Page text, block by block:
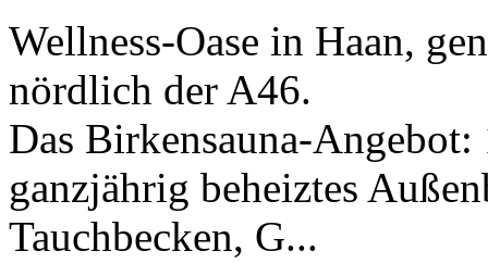
Wellness-Oase in Haan,
nördlich der A46.
Das Birkensauna-Angebot:
ganzjährig beheiztes
Tauchbecken, G...